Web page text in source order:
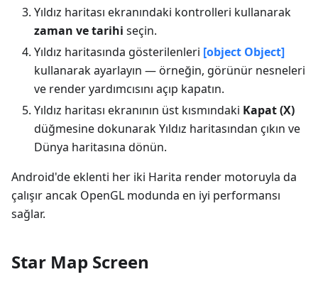
Yıldız haritası ekranındaki kontrolleri kullanarak
zaman ve tarihi seçin.
Yıldız haritasında gösterilenleri [object Object]
kullanarak ayarlayın — örneğin, görünür nesneleri
ve render yardımcısını açıp kapatın.
Yıldız haritası ekranının üst kısmındaki Kapat (X)
düğmesine dokunarak Yıldız haritasından çıkın ve
Dünya haritasına dönün.
Android'de eklenti her iki Harita render motoruyla da
çalışır ancak OpenGL modunda en iyi performansı
sağlar.
Star Map Screen